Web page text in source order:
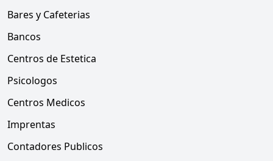
Bares y Cafeterias
Bancos
Centros de Estetica
Psicologos
Centros Medicos
Imprentas
Contadores Publicos